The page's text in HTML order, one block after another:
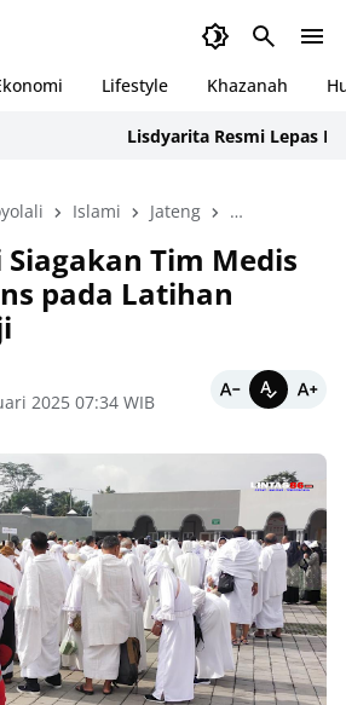
Lifestyle Khazanah
Lisdyarita Resmi Lepas
Islami Jateng Khazanah
Tim Medis
pada Latihan
2025 07:34 WIB